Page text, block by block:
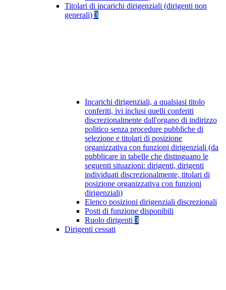
Titolari di incarichi dirigenziali (dirigenti non
generali) 3
Incarichi dirigenziali, a qualsiasi titolo
conferiti, ivi inclusi quelli conferiti
discrezionalmente dall'organo di indirizzo
politico senza procedure pubbliche di
selezione e titolari di posizione
organizzativa con funzioni dirigenziali (da
pubblicare in tabelle che distinguano le
seguenti situazioni: dirigenti, dirigenti
individuati discrezionalmente, titolari di
posizione organizzativa con funzioni
dirigenziali)
Elenco posizioni dirigenziali discrezionali
Posti di funzione disponibili
Ruolo dirigenti 3
Dirigenti cessati